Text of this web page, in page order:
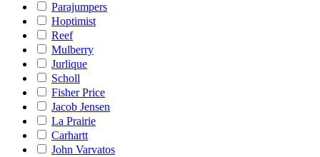
Parajumpers
Hoptimist
Reef
Mulberry
Jurlique
Scholl
Fisher Price
Jacob Jensen
La Prairie
Carhartt
John Varvatos